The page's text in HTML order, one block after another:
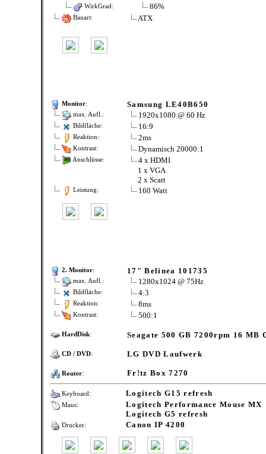
WirkGrad: 86%
Bauart: ATX
Monitor: Samsung LE40B650
max. Aufl.: 1920x1080 @ 60 Hz
Bildfläche: 16:9
Reaktion: 2ms
Kontrast: Dynamisch 20000:1
Anschlüsse:
4 x HDMI
1 x VGA
2 x Scart
Leistung: 160 Watt
2. Monitor: 17" Belinea 101735
max. Aufl.: 1280x1024 @ 75Hz
Bildfläche: 4:3
Reaktion: 8ms
Kontrast: 500:1
HardDisk: Seagate 500 GB 7200rpm 16 MB
CD / DVD: LG DVD Laufwerk
Router: Fr!tz Box 7270
Keyboard: Logitech G15 refresh
Maus:
Logitech Performance Mouse MX
Logitech G5 refresh
Drucker: Canon IP 4200